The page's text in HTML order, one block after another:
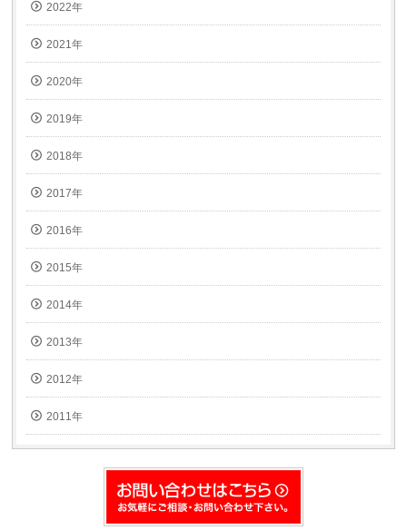
2022年
2021年
2020年
2019年
2018年
2017年
2016年
2015年
2014年
2013年
2012年
2011年